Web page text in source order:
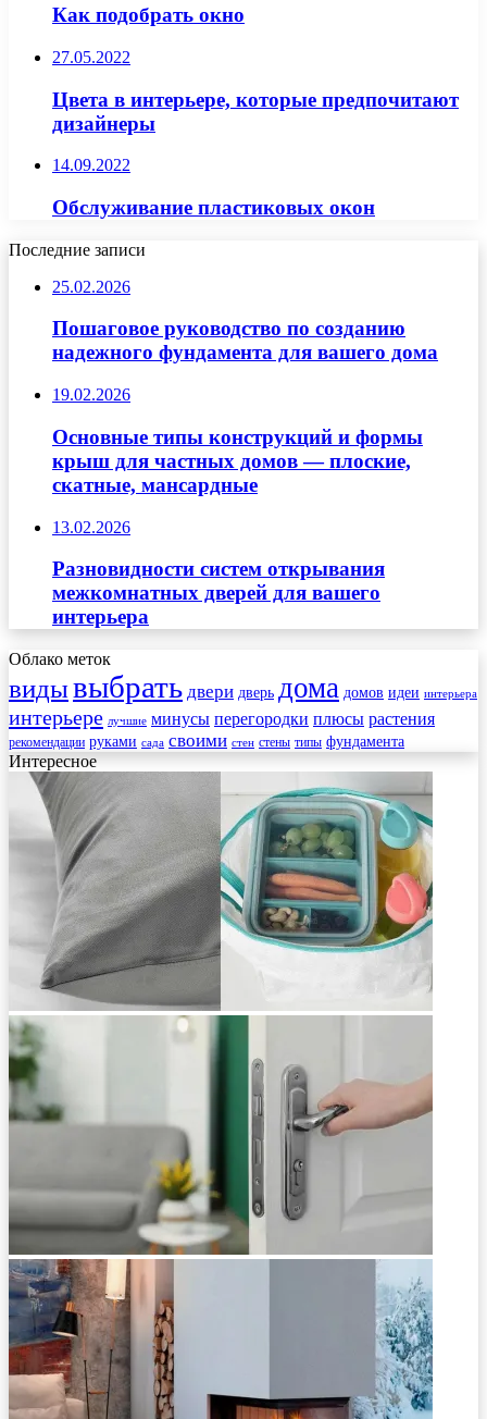
Как подобрать окно
27.05.2022
Цвета в интерьере, которые предпочитают
дизайнеры
14.09.2022
Обслуживание пластиковых окон
Последние записи
25.02.2026
Пошаговое руководство по созданию
надежного фундамента для вашего дома
19.02.2026
Основные типы конструкций и формы
крыш для частных домов — плоские,
скатные, мансардные
13.02.2026
Разновидности систем открывания
межкомнатных дверей для вашего
интерьера
Облако меток
видывыбрать двери дверь дома домов идеи интерьера
интерьере лучшие минусы перегородки плюсы растения
рекомендации руками сада своими стен стены типы фундамента
Интересное